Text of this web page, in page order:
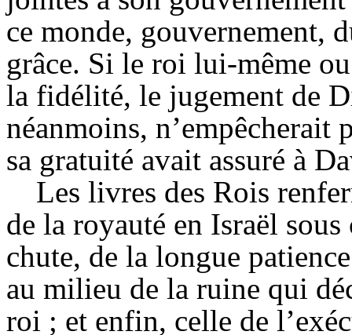
ce monde, gouvernement,
grâce. Si le roi lui-même
la fidélité, le jugement de
néanmoins, n’empêcherait
sa gratuité avait assuré à
Les livres des Rois
de la royauté en Israël
chute, de la longue
au milieu de la ruine qui
roi ; et enfin, celle de